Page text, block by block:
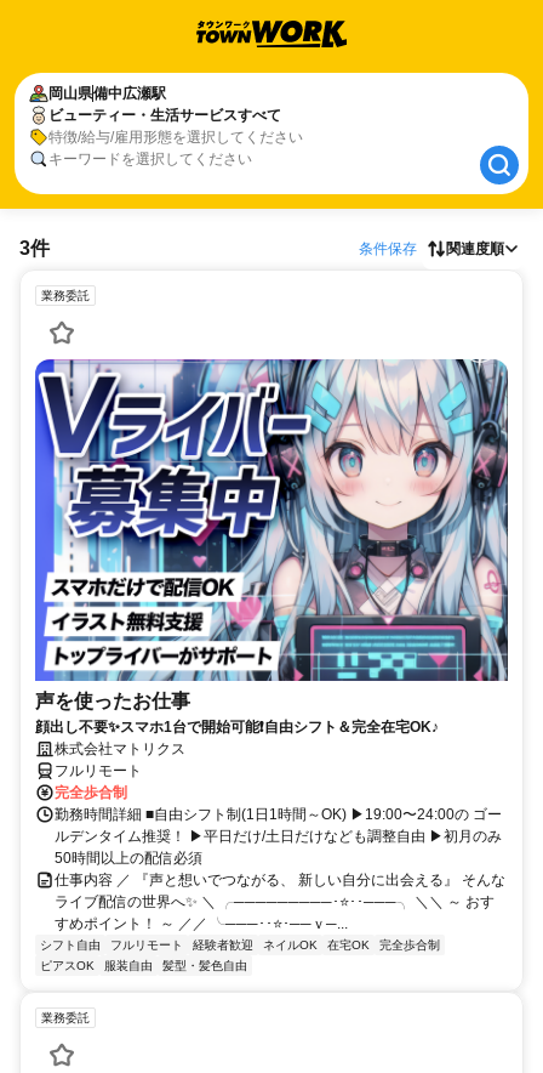
岡山県備中広瀬駅
ビューティー・生活サービスすべて
特徴/給与/雇用形態を選択してください
キーワードを選択してください
岡山県備中広瀬駅
ビューティー・生活サービスすべて
3件 条件保存 関連度順
業務委託
声を使ったお仕事
顔出し不要✨スマホ1台で開始可能❗自由シフト＆完全在宅OK♪
株式会社マトリクス
フルリモート
完全歩合制
勤務時間詳細 ■自由シフト制(1日1時間～OK) ▶19:00〜24:00の ゴー
ルデンタイム推奨！ ▶平日だけ/土日だけなども調整自由 ▶初月のみ
50時間以上の配信必須
仕事内容 ／ 『声と想いでつながる、 新しい自分に出会える』 そんな
ライブ配信の世界へ✨ ＼ ╭─────────･⭐･･───╮ ＼＼ ～ おす
すめポイント！ ～ ／／ ╰───･･⭐･──ｖ─...
シフト自由 フルリモート 経験者歓迎 ネイルOK 在宅OK
完全歩合制
ピアスOK
服装自由 髪型・髪色自由
業務委託